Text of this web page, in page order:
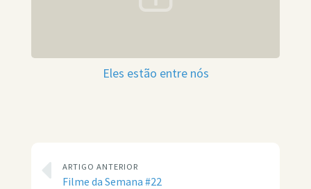
Eles estão entre nós
ARTIGO ANTERIOR
Filme da Semana #22